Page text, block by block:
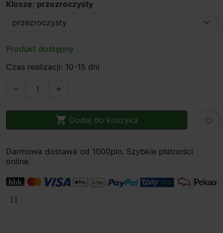
Klosze: przezroczysty
Produkt dostępny
Czas realizacji: 10-15 dni
 
 Dodaj do koszyka favorite_border
Darmowa dostawa od 1000pln. Szybkie płatności
online.